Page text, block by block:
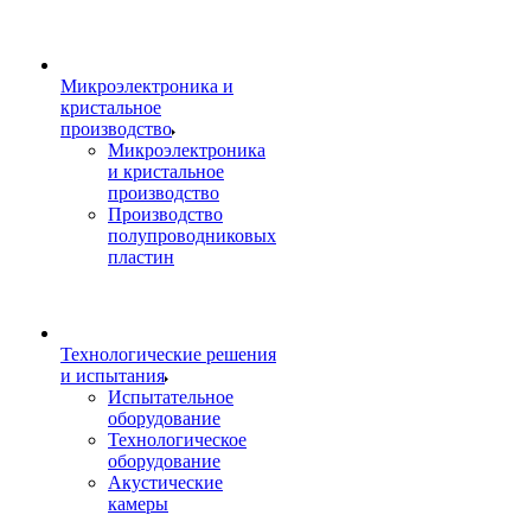
Микроэлектроника и
кристальное
производство
Микроэлектроника
и кристальное
производство
Производство
полупроводниковых
пластин
Технологические решения
и испытания
Испытательное
оборудование
Технологическое
оборудование
Акустические
камеры